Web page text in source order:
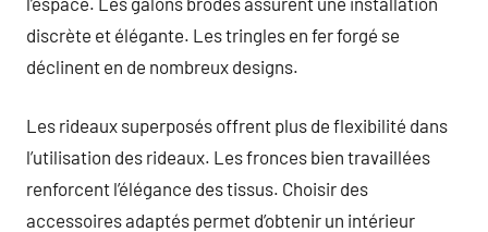
discrète et élégante. Les tringles en fer forgé se
déclinent en de nombreux designs.
Les rideaux superposés offrent plus de flexibilité dans
l’utilisation des rideaux. Les fronces bien travaillées
renforcent l’élégance des tissus. Choisir des
accessoires adaptés permet d’obtenir un intérieur